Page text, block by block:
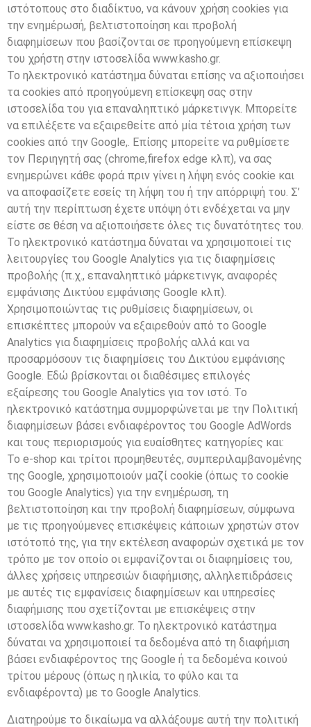
ιστότοπους στο διαδίκτυο, να κάνουν χρήση cookies για
την ενημέρωσή, βελτιστοποίηση και προβολή
διαφημίσεων που βασίζονται σε προηγούμενη επίσκεψη
του χρήστη στην ιστοσελίδα www.kasho.gr.
Το ηλεκτρονικό κατάστημα δύναται επίσης να αξιοποιήσει
τα cookies από προηγούμενη επίσκεψη σας στην
ιστοσελίδα του για επαναληπτικό μάρκετινγκ. Μπορείτε
να επιλέξετε να εξαιρεθείτε από μία τέτοια χρήση των
cookies από την Google,. Επίσης μπορείτε να ρυθμίσετε
τον Περιηγητή σας (chrome,firefox edge κλπ), να σας
ενημερώνει κάθε φορά πριν γίνει η λήψη ενός cookie και
να αποφασίζετε εσείς τη λήψη του ή την απόρριψή του. Σ’
αυτή την περίπτωση έχετε υπόψη ότι ενδέχεται να μην
είστε σε θέση να αξιοποιήσετε όλες τις δυνατότητες του.
To ηλεκτρονικό κατάστημα δύναται να χρησιμοποιεί τις
λειτουργίες του Google Analytics για τις διαφημίσεις
προβολής (π.χ., επαναληπτικό μάρκετινγκ, αναφορές
εμφάνισης Δικτύου εμφάνισης Google κλπ).
Χρησιμοποιώντας τις ρυθμίσεις διαφημίσεων, οι
επισκέπτες μπορούν να εξαιρεθούν από το Google
Analytics για διαφημίσεις προβολής αλλά και να
προσαρμόσουν τις διαφημίσεις του Δικτύου εμφάνισης
Google. Εδώ βρίσκονται οι διαθέσιμες επιλογές
εξαίρεσης του Google Analytics για τον ιστό. Το
ηλεκτρονικό κατάστημα συμμορφώνεται με την Πολιτική
διαφημίσεων βάσει ενδιαφέροντος του Google AdWords
και τους περιορισμούς για ευαίσθητες κατηγορίες και:
To e-shop και τρίτοι προμηθευτές, συμπεριλαμβανομένης
της Google, χρησιμοποιούν μαζί cookie (όπως το cookie
του Google Analytics) για την ενημέρωση, τη
βελτιστοποίηση και την προβολή διαφημίσεων, σύμφωνα
με τις προηγούμενες επισκέψεις κάποιων χρηστών στον
ιστότοπό της, για την εκτέλεση αναφορών σχετικά με τον
τρόπο με τον οποίο οι εμφανίζονται οι διαφημίσεις του,
άλλες χρήσεις υπηρεσιών διαφήμισης, αλληλεπιδράσεις
με αυτές τις εμφανίσεις διαφημίσεων και υπηρεσίες
διαφήμισης που σχετίζονται με επισκέψεις στην
ιστοσελίδα www.kasho.gr. To ηλεκτρονικό κατάστημα
δύναται να χρησιμοποιεί τα δεδομένα από τη διαφήμιση
βάσει ενδιαφέροντος της Google ή τα δεδομένα κοινού
τρίτου μέρους (όπως η ηλικία, το φύλο και τα
ενδιαφέροντα) με το Google Analytics.
Διατηρούμε το δικαίωμα να αλλάξουμε αυτή την πολιτική